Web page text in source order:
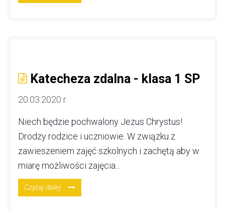
Katecheza zdalna - klasa 1 SP
20.03.2020 r.
Niech będzie pochwalony Jezus Chrystus!
Drodzy rodzice i uczniowie. W związku z
zawieszeniem zajęć szkolnych i zachętą aby w
miarę możliwości zajęcia...
Czytaj dalej